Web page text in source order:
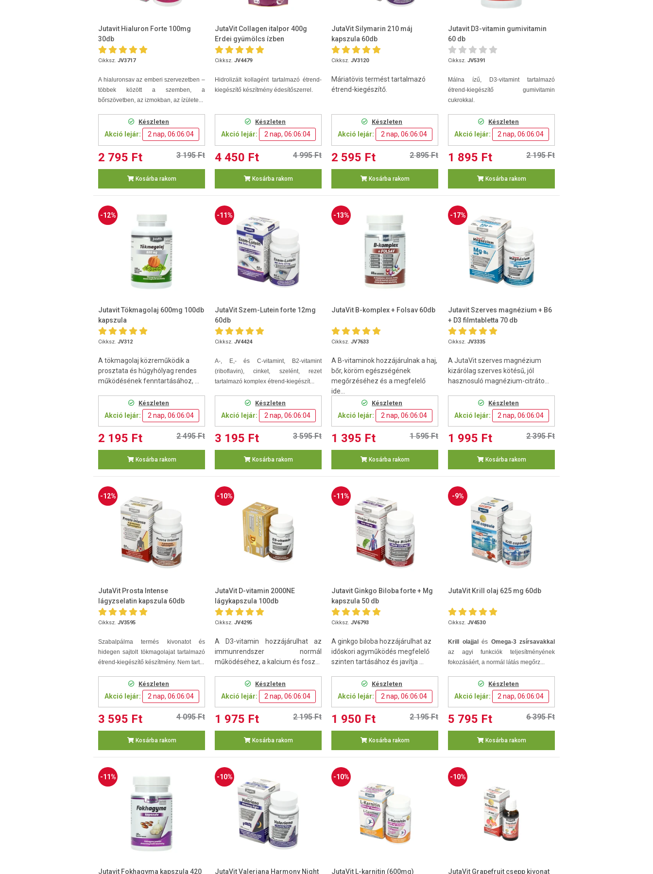
Jutavit Hialuron Forte 100mg
30db
Cikksz. JV3717
A hialuronsav az emberi szervezetben –
többek között a szemben, a
bőrszövetben, az izmokban, az ízülete...
Készleten
Akció lejár: 2 nap, 06:06:03
2 795 Ft 3 195 Ft
Kosárba rakom
JutaVit Collagen italpor 400g
Erdei gyümölcs ízben
Cikksz. JV4479
Hidrolizált kollagént tartalmazó étrend-
kiegészítő készítmény édesítőszerrel.
Készleten
Akció lejár: 2 nap, 06:06:03
4 450 Ft 4 995 Ft
Kosárba rakom
JutaVit Silymarin 210 máj
kapszula 60db
Cikksz. JV3120
Máriatövis termést tartalmazó
étrend-kiegészítő.
Készleten
Akció lejár: 2 nap, 06:06:03
2 595 Ft 2 895 Ft
Kosárba rakom
Jutavit D3-vitamin gumivitamin
60 db
Cikksz. JV5391
Málna ízű, D3-vitamint tartalmazó
étrend-kiegészítő gumivitamin
cukrokkal.
Készleten
Akció lejár: 2 nap, 06:06:03
1 895 Ft 2 195 Ft
Kosárba rakom
-12%
Jutavit Tökmagolaj 600mg 100db
kapszula
Cikksz. JV312
A tökmagolaj közreműködik a
prosztata és húgyhólyag rendes
működésének fenntartásához, ...
Készleten
Akció lejár: 2 nap, 06:06:03
2 195 Ft 2 495 Ft
Kosárba rakom
-11%
JutaVit Szem-Lutein forte 12mg
60db
Cikksz. JV4424
A-, E,- és C-vitamint, B2-vitamint
(riboflavin), cinket, szelént, rezet
tartalmazó komplex étrend-kiegészít...
Készleten
Akció lejár: 2 nap, 06:06:03
3 195 Ft 3 595 Ft
Kosárba rakom
-13%
JutaVit B-komplex + Folsav 60db
Cikksz. JV7633
A B-vitaminok hozzájárulnak a haj,
bőr, köröm egészségének
megőrzéséhez és a megfelelő
ide...
Készleten
Akció lejár: 2 nap, 06:06:03
1 395 Ft 1 595 Ft
Kosárba rakom
-17%
Jutavit Szerves magnézium + B6
+ D3 filmtabletta 70 db
Cikksz. JV3335
A JutaVit szerves magnézium
kizárólag szerves kötésű, jól
hasznosuló magnézium-citráto...
Készleten
Akció lejár: 2 nap, 06:06:03
1 995 Ft 2 395 Ft
Kosárba rakom
-12%
JutaVit Prosta Intense
lágyzselatin kapszula 60db
Cikksz. JV3595
Szabalpálma termés kivonatot és
hidegen sajtolt tökmagolajat tartalmazó
étrend-kiegészítő készítmény. Nem tart...
Készleten
Akció lejár: 2 nap, 06:06:03
3 595 Ft 4 095 Ft
Kosárba rakom
-10%
JutaVit D-vitamin 2000NE
lágykapszula 100db
Cikksz. JV4295
A D3-vitamin hozzájárulhat az
immunrendszer normál
működéséhez, a kalcium és fosz...
Készleten
Akció lejár: 2 nap, 06:06:03
1 975 Ft 2 195 Ft
Kosárba rakom
-11%
Jutavit Ginkgo Biloba forte + Mg
kapszula 50 db
Cikksz. JV6793
A ginkgo biloba hozzájárulhat az
időskori agyműködés megfelelő
szinten tartásához és javítja ...
Készleten
Akció lejár: 2 nap, 06:06:03
1 950 Ft 2 195 Ft
Kosárba rakom
-9%
JutaVit Krill olaj 625 mg 60db
Cikksz. JV4530
Krill olajjal és Omega-3 zsírsavakkal
az agyi funkciók teljesítményének
fokozásáért, a normál látás megőrz...
Készleten
Akció lejár: 2 nap, 06:06:03
5 795 Ft 6 395 Ft
Kosárba rakom
-11%
Jutavit Fokhagyma kapszula 420
-10%
JutaVit Valeriana Harmony Night
-10%
JutaVit L-karnitin (600mg)
-10%
JutaVit Grapefruit csepp kivonat